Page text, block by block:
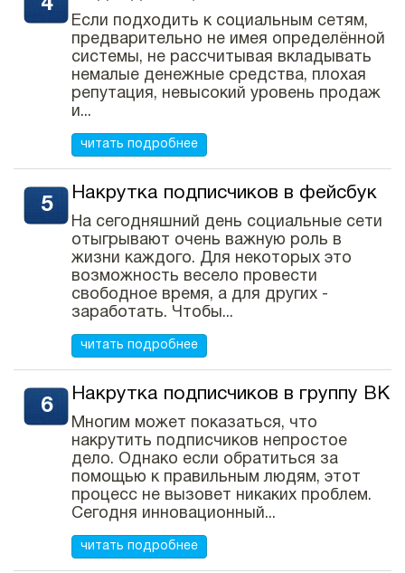
Если подходить к социальным сетям,
предварительно не имея определённой
системы, не рассчитывая вкладывать
немалые денежные средства, плохая
репутация, невысокий уровень продаж
и...
читать подробнее
Накрутка подписчиков в фейсбук
На сегодняшний день социальные сети
отыгрывают очень важную роль в
жизни каждого. Для некоторых это
возможность весело провести
свободное время, а для других -
заработать. Чтобы...
читать подробнее
Накрутка подписчиков в группу ВК
Многим может показаться, что
накрутить подписчиков непростое
дело. Однако если обратиться за
помощью к правильным людям, этот
процесс не вызовет никаких проблем.
Сегодня инновационный...
читать подробнее